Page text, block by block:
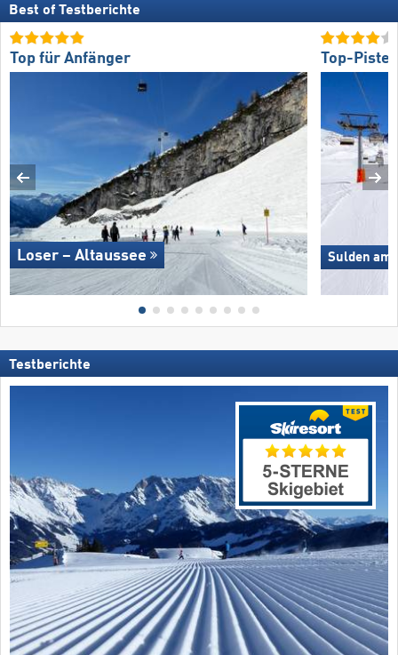
Best of Testberichte
Top für Anfänger
Loser – Altaussee
Top-
Sulden am
Testberichte